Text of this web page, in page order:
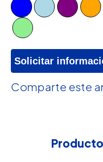
Solicitar
Comparte este